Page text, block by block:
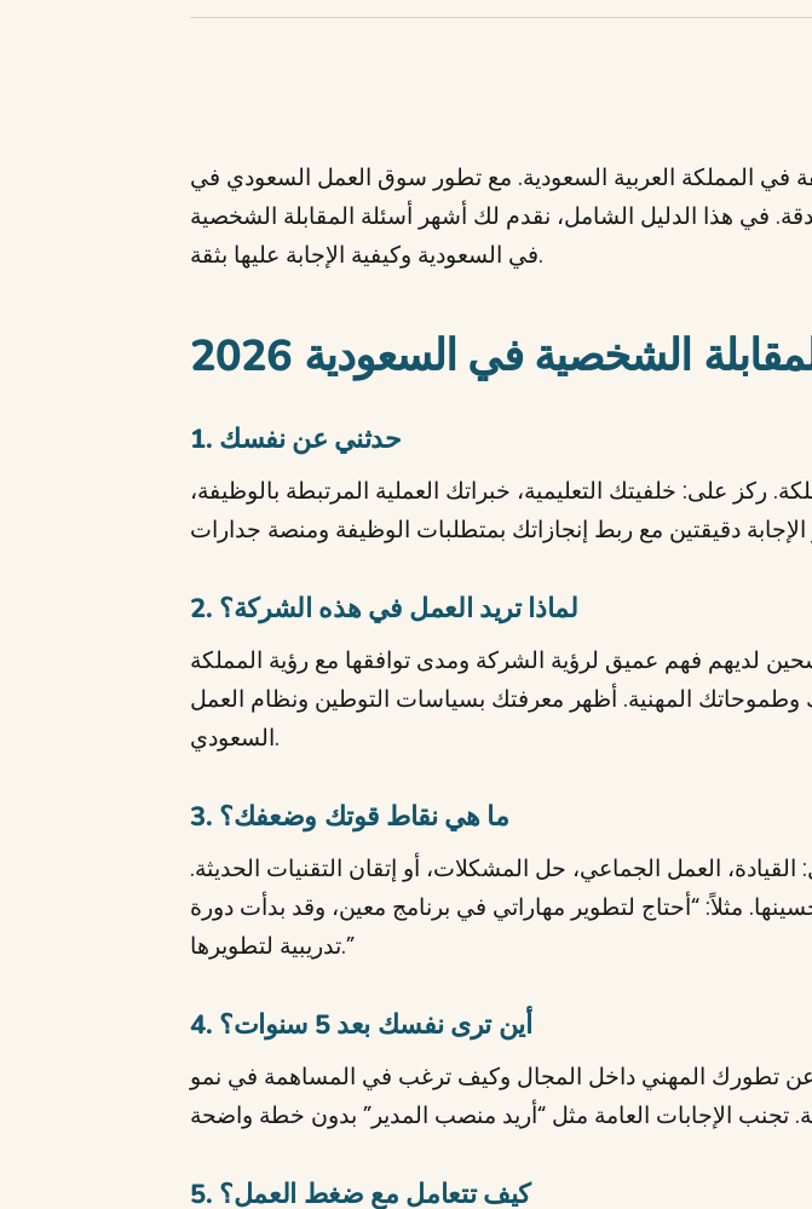
في المملكة العربية السعودية. مع تطور سوق العمل السعودي في
تخصصاً ودقة. في هذا الدليل الشامل، نقدم لك أشهر أسئلة المقابلة الشخصية
في السعودية وكيفية الإجابة عليها بثقة.
الشخصية في السعودية 2026
1. حدثني عن نفسك
ركز على: خلفيتك التعليمية، خبراتك العملية المرتبطة بالوظيفة،
2. لماذا تريد العمل في هذه الشركة؟
عن مرشحين لديهم فهم عميق لرؤية الشركة ومدى توافقها مع رؤية المملكة
وطموحاتك المهنية. أظهر معرفتك بسياسات التوطين ونظام العمل
السعودي.
3. ما هي نقاط قوتك وضعفك؟
العمل الجماعي، حل المشكلات، أو إتقان التقنيات الحديثة.
مثلاً: “أحتاج لتطوير مهاراتي في برنامج معين، وقد بدأت دورة
تدريبية لتطويرها.”
4. أين ترى نفسك بعد 5 سنوات؟
تطورك المهني داخل المجال وكيف ترغب في المساهمة في نمو
5. كيف تتعامل مع ضغط العمل؟